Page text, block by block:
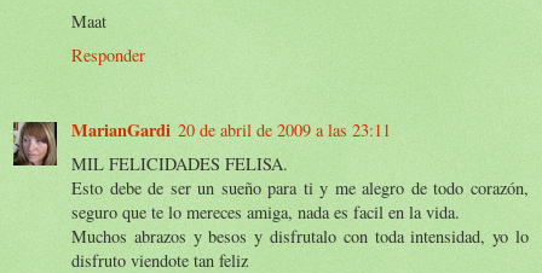
Maat
Responder
MarianGardi 20 de abril de 2009 a las 23:11
MIL FELICIDADES FELISA.
Esto debe de ser un sueño para ti y me alegro de todo corazón,
seguro que te lo mereces amiga, nada es facil en la vida.
Muchos abrazos y besos y disfrutalo con toda intensidad, yo lo
disfruto viendote tan feliz